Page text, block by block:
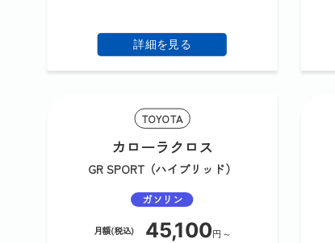
詳細を見る
TOYOTA
カローラクロス
GR SPORT（ハイブリッド）
ガソリン
月額(税込) 45,100円～